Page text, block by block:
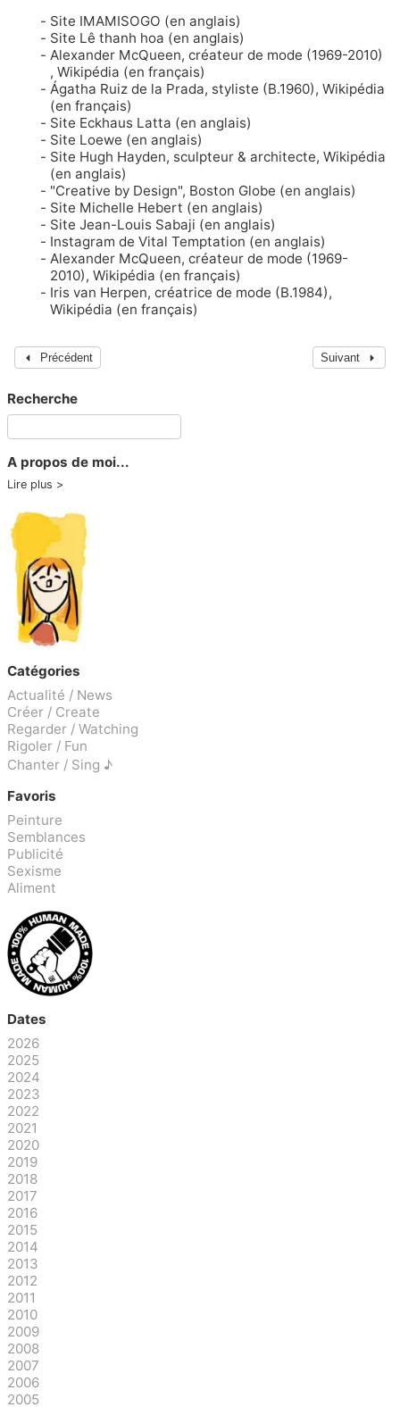
Site IMAMISOGO (en anglais)
Site Lê thanh hoa (en anglais)
Alexander McQueen, créateur de mode (1969-2010)
, Wikipédia (en français)
Ágatha Ruiz de la Prada, styliste (B.1960), Wikipédia
(en français)
Site Eckhaus Latta (en anglais)
Site Loewe (en anglais)
Site Hugh Hayden, sculpteur & architecte, Wikipédia
(en anglais)
"Creative by Design", Boston Globe (en anglais)
Site Michelle Hebert (en anglais)
Site Jean-Louis Sabaji (en anglais)
Instagram de Vital Temptation (en anglais)
Alexander McQueen, créateur de mode (1969-
2010), Wikipédia (en français)
Iris van Herpen, créatrice de mode (B.1984),
Wikipédia (en français)
Précédent Suivant
Recherche
A propos de moi...
Lire plus
Catégories
Actualité / News
Créer / Create
Regarder / Watching
Rigoler / Fun
Chanter / Sing ♪
Favoris
Peinture
Semblances
Publicité
Sexisme
Aliment
Dates
2026
2025
2024
2023
2022
2021
2020
2019
2018
2017
2016
2015
2014
2013
2012
2011
2010
2009
2008
2007
2006
2005